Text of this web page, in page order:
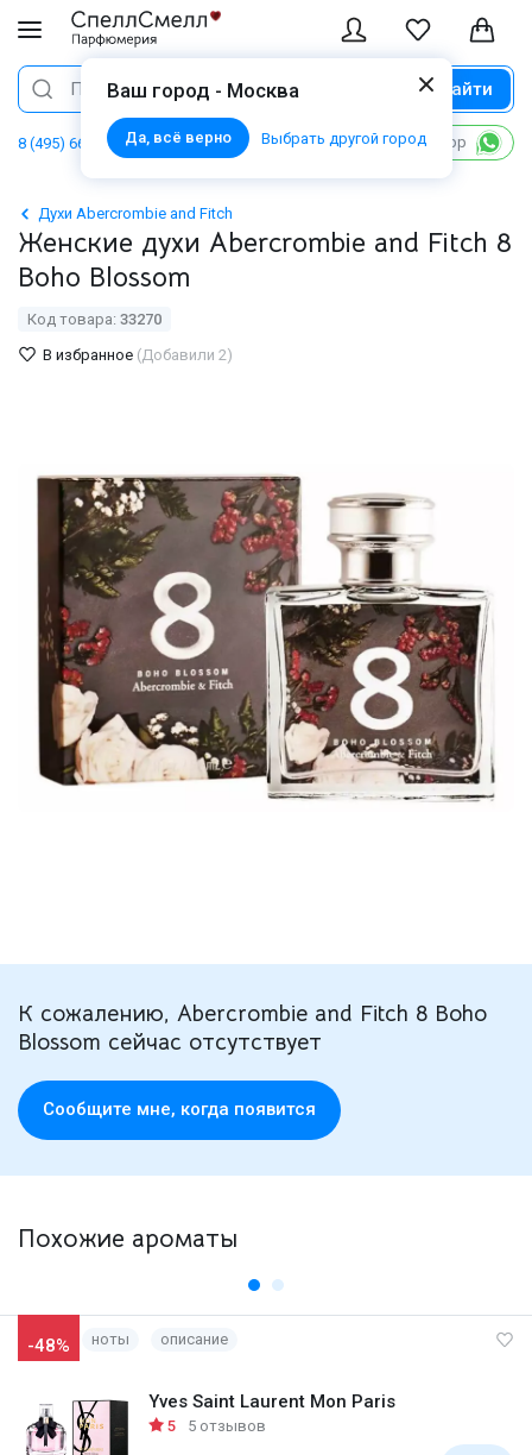
Ваш город - Москва
Да, всё верно Выбрать другой город
Поиск Найти
8 (495) 668 06 02 Написать в WhatsApp
Духи Abercrombie and Fitch
Женские духи Abercrombie and Fitch 8
Boho Blossom
Код товара: 33270
В избранное (Добавили 2)
К сожалению, Abercrombie and Fitch 8 Boho
Blossom сейчас отсутствует
Cообщите мне, когда появится
Похожие ароматы
-48% ноты описание
Yves Saint Laurent Mon Paris
5 5 отзывов